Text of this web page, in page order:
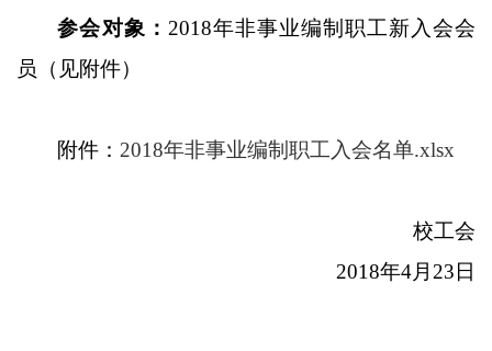
参会对象： 2018年非事业编制职工新入会会
员（见附件）
附件： 2018年非事业编制职工入会名单.xlsx
校工会
2018年4月 23日